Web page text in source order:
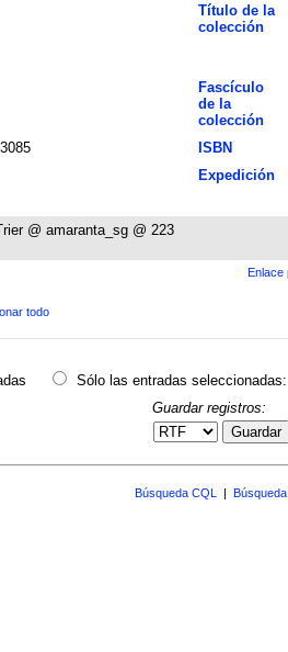
Título de la
colección
Fascículo
de la
colección
ISBN
Expedición
@ amaranta_sg @ 223
Enlace
todo
Sólo las entradas seleccionadas:
Guardar registros:
Guardar
Búsqueda CQL